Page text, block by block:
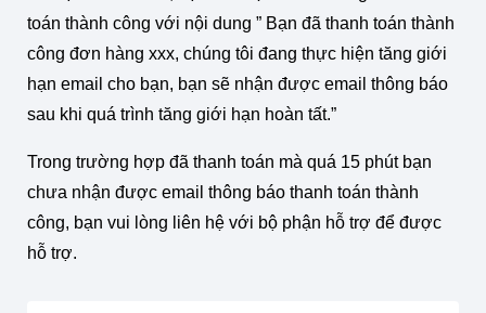
toán thành công với nội dung ” Bạn đã thanh toán thành
công đơn hàng xxx, chúng tôi đang thực hiện tăng giới
hạn email cho bạn, bạn sẽ nhận được email thông báo
sau khi quá trình tăng giới hạn hoàn tất.”
Trong trường hợp đã thanh toán mà quá 15 phút bạn
chưa nhận được email thông báo thanh toán thành
công, bạn vui lòng liên hệ với bộ phận hỗ trợ để được
hỗ trợ.